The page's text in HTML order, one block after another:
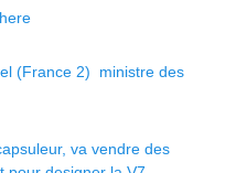
(France 2) ministre des
va vendre des